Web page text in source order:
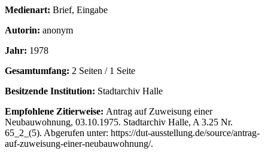
Medienart: Brief, Eingabe
Autorin: anonym
Jahr: 1978
Gesamtumfang: 2 Seiten / 1 Seite
Besitzende Institution: Stadtarchiv Halle
Empfohlene Zitierweise: Antrag auf Zuweisung einer
Neubauwohnung, 03.10.1975. Stadtarchiv Halle, A 3.25 Nr.
65_2_(5). Abgerufen unter: https://dut-ausstellung.de/source/antrag-
auf-zuweisung-einer-neubauwohnung/.